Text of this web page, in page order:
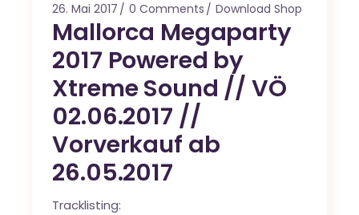
26. Mai 2017 0 Comments Download Shop
Mallorca Megaparty
2017 Powered by
Xtreme Sound // VÖ
02.06.2017 //
Vorverkauf ab
26.05.2017
Tracklisting: